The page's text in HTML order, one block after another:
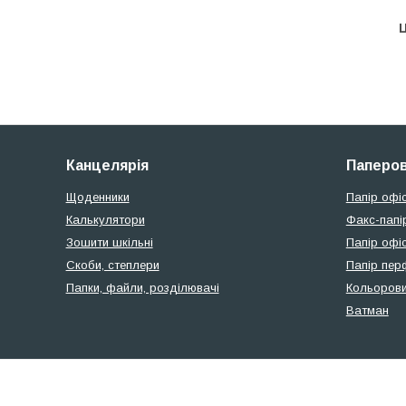
Канцелярія
Щоденники
Калькулятори
Зошити шкільні
Скоби, степлери
Папки, файли, розділювачі
Папір
Факс-
Папір
Папір
Ватман